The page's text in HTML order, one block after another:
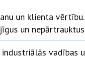
un klienta vērtību.
un
vadības